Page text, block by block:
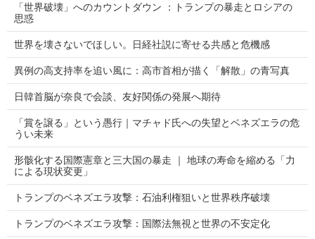
「世界破壊」へのカウントダウン ：トランプの暴走とロシアの
思惑
世界を壊さないでほしい。日経社説に寄せる共感と危機感
異例の高支持率を追い風に：高市首相が描く「解散」の青写真
日韓首脳が奈良で会談、友好関係の発展へ期待
「賞を譲る」という愚行｜マチャド氏への失望とベネズエラの危
うい未来
形骸化する国際憲章と三大国の暴走 ｜ 地球の寿命を縮める「力
による現状変更」
トランプのベネズエラ攻撃：石油利権狙いと世界秩序破壊
トランプのベネズエラ攻撃：国際法無視と世界の不安定化